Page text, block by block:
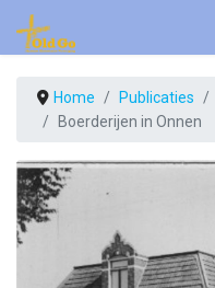
Home Publicaties
Boerderijen in Onnen